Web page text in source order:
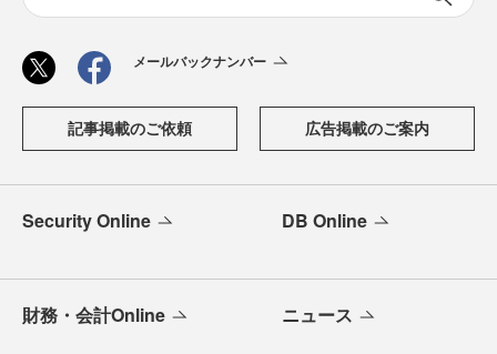
メールバックナンバー
記事掲載のご依頼 広告掲載のご案内
Security Online DB Online
財務・会計Online ニュース